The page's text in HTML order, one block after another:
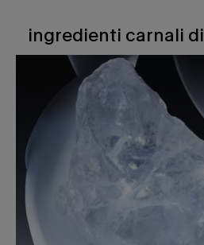
ingredienti carnali di over the musk
ingredienti carnali